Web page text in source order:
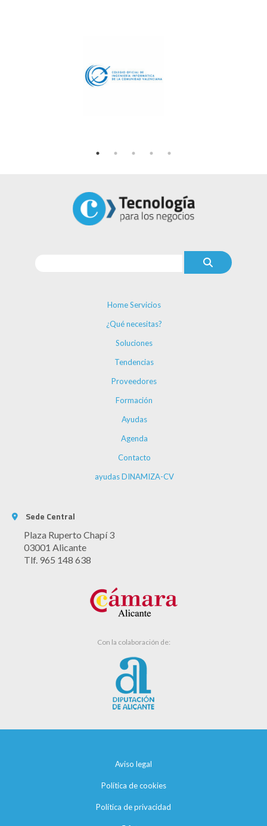
Home Servicios
¿Qué necesitas?
Soluciones
Tendencias
Proveedores
Formación
Ayudas
Agenda
Contacto
ayudas DINAMIZA-CV
Sede Central
Plaza Ruperto Chapí 3
03001 Alicante
Tlf. 965 148 638
Con la colaboración de:
Aviso legal
Política de cookies
Política de privacidad